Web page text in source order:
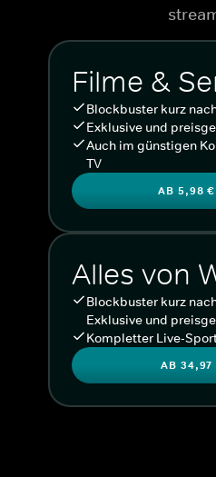
Filme &
Blockbuster kurz
Exklusive und
Auch im günstigen
TV
AB 5,98
Alles von
Blockbuster kurz
Exklusive und
Kompletter Live-
AB 34,97